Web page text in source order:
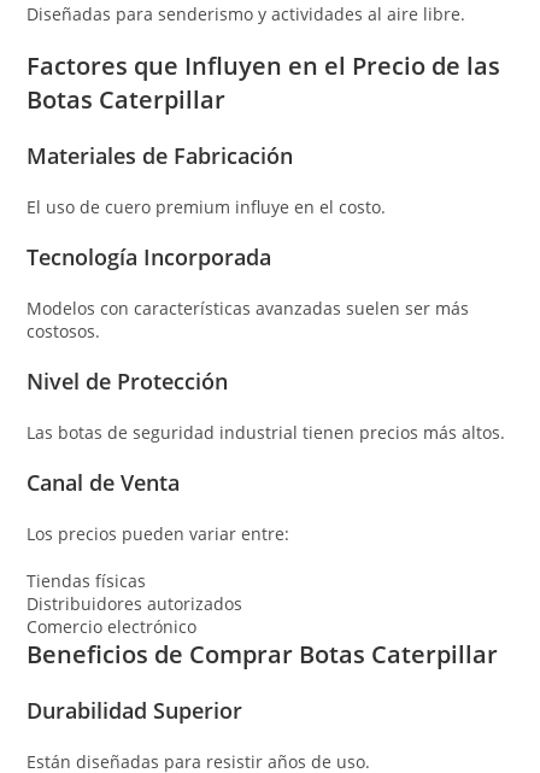
Diseñadas para senderismo y actividades al aire libre.
Factores que Influyen en el Precio de las
Botas Caterpillar
Materiales de Fabricación
El uso de cuero premium influye en el costo.
Tecnología Incorporada
Modelos con características avanzadas suelen ser más
costosos.
Nivel de Protección
Las botas de seguridad industrial tienen precios más altos.
Canal de Venta
Los precios pueden variar entre:
Tiendas físicas
Distribuidores autorizados
Comercio electrónico
Beneficios de Comprar Botas Caterpillar
Durabilidad Superior
Están diseñadas para resistir años de uso.